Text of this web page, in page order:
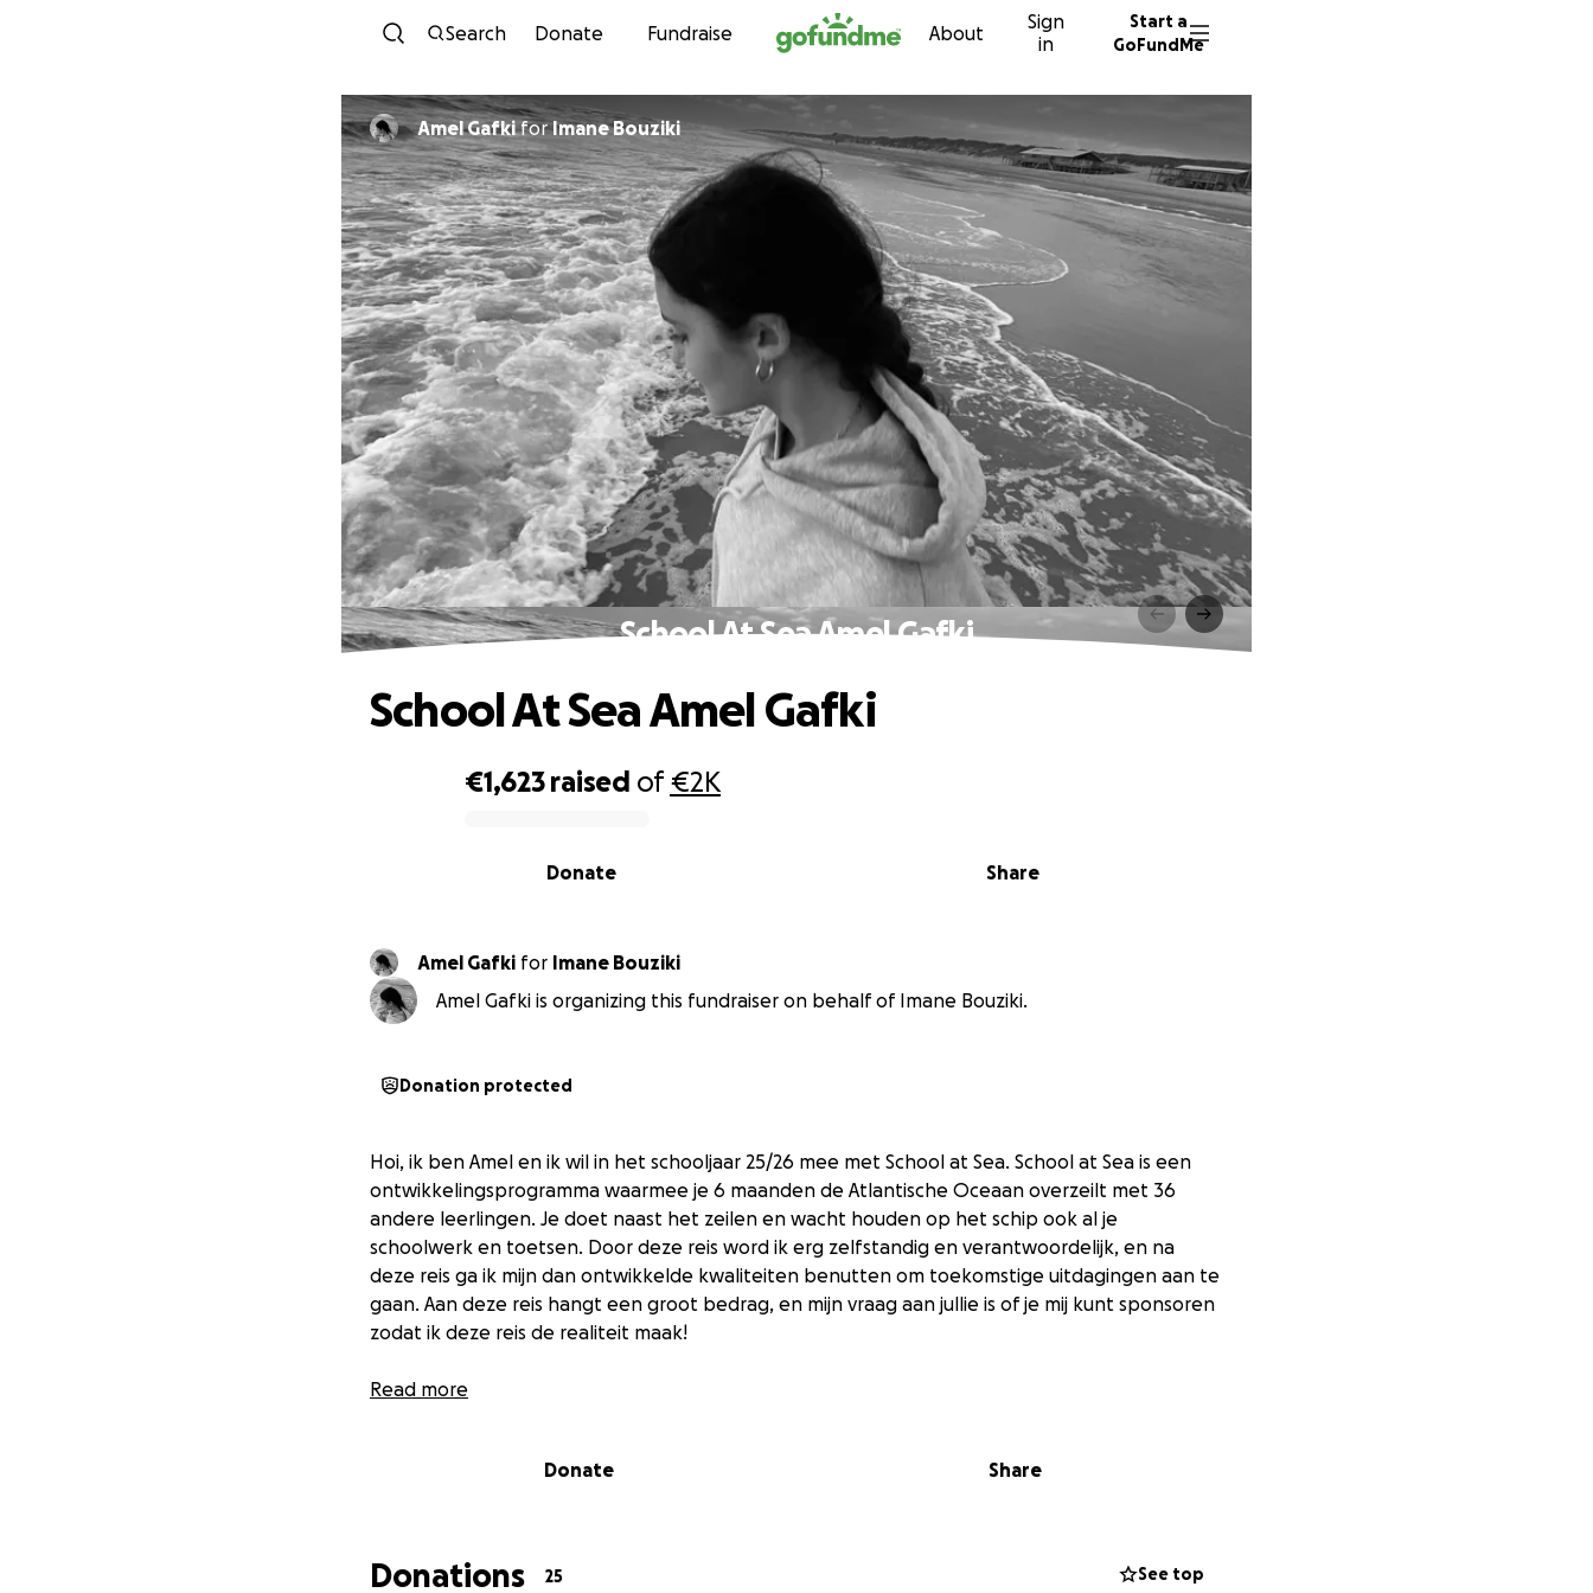
Skip to content
Search Donate Fundraise About
Sign
in
Start a
GoFundMe
Amel GafkiforImane Bouziki
School At Sea Amel Gafki
€1,623 raised of€2K
Share
Donate
School At Sea Amel Gafki
Amel Gafki for Imane Bouziki
Amel Gafki is organizing this fundraiser on behalf of Imane Bouziki.
Donation protected
Hoi, ik ben Amel en ik wil in het schooljaar 25/26 mee met School at Sea. School at Sea is een
ontwikkelingsprogramma waarmee je 6 maanden de Atlantische Oceaan overzeilt met 36
andere leerlingen. Je doet naast het zeilen en wacht houden op het schip ook al je
schoolwerk en toetsen. Door deze reis word ik erg zelfstandig en verantwoordelijk, en na
deze reis ga ik mijn dan ontwikkelde kwaliteiten benutten om toekomstige uitdagingen aan te
gaan. Aan deze reis hangt een groot bedrag, en mijn vraag aan jullie is of je mij kunt sponsoren
zodat ik deze reis de realiteit maak!
Read more
Donate Share
Donations 25 See top